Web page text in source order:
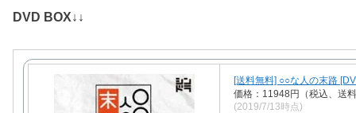
DVD BOX↓↓
[送料無料] ○○な人の末路
価格：11948円（税込、送
(2019/7/13時点)